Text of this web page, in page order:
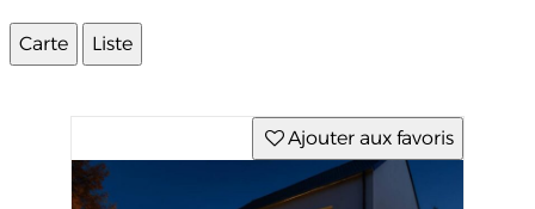
Carte Liste
Ajouter aux favoris